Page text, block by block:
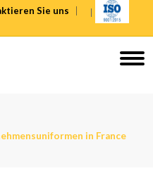
Sie uns
in France